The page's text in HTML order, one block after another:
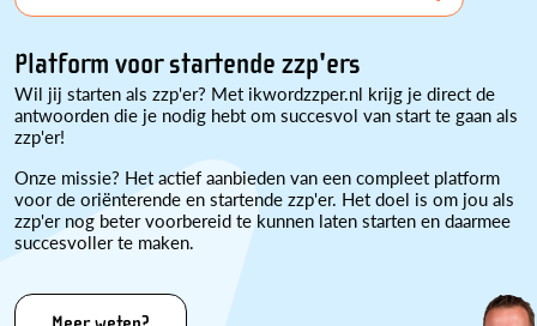
Platform voor startende zzp'ers
Wil jij starten als zzp'er? Met ikwordzzper.nl krijg je direct de
antwoorden die je nodig hebt om succesvol van start te gaan als
zzp'er!
Onze missie? Het actief aanbieden van een compleet platform
voor de oriënterende en startende zzp'er. Het doel is om jou als
zzp'er nog beter voorbereid te kunnen laten starten en daarmee
succesvoller te maken.